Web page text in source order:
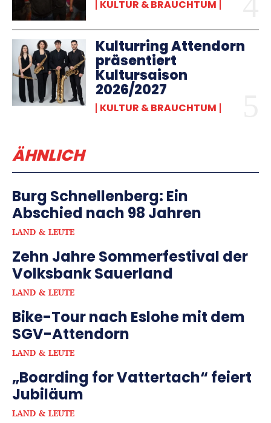
KULTUR & BRAUCHTUM
Kulturring Attendorn
präsentiert
Kultursaison
2026/2027
KULTUR & BRAUCHTUM
ÄHNLICH
Burg Schnellenberg: Ein
Abschied nach 98 Jahren
LAND & LEUTE
Zehn Jahre Sommerfestival der
Volksbank Sauerland
LAND & LEUTE
Bike-Tour nach Eslohe mit dem
SGV-Attendorn
LAND & LEUTE
„Boarding for Vattertach“ feiert
Jubiläum
LAND & LEUTE